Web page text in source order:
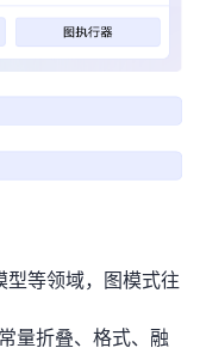
型等领域，图模式往
量折叠、格式、融